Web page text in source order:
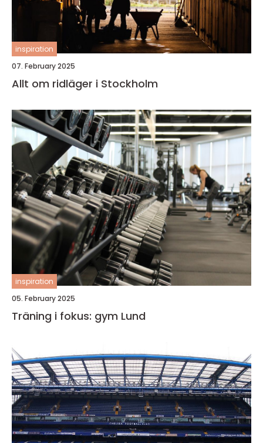
inspiration
07. February 2025
Allt om ridläger i Stockholm
inspiration
05. February 2025
Träning i fokus: gym Lund